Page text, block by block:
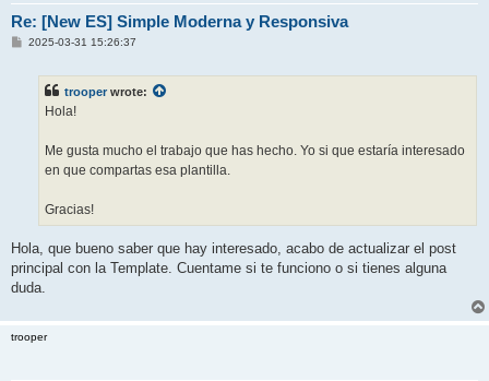
Re: [New ES] Simple Moderna y Responsiva
P2025-03-31 15:26:37
trooper wrote:
Hola!
Me gusta mucho el trabajo que has hecho. Yo si que estaría interesado
en que compartas esa plantilla.
Gracias!
Hola, que bueno saber que hay interesado, acabo de actualizar el post
principal con la Template. Cuentame si te funciono o si tienes alguna
duda.
trooper